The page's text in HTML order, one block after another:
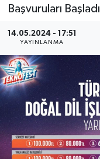
Başvuruları Başladı
14.05.2024 - 17:51
YAYINLANMA